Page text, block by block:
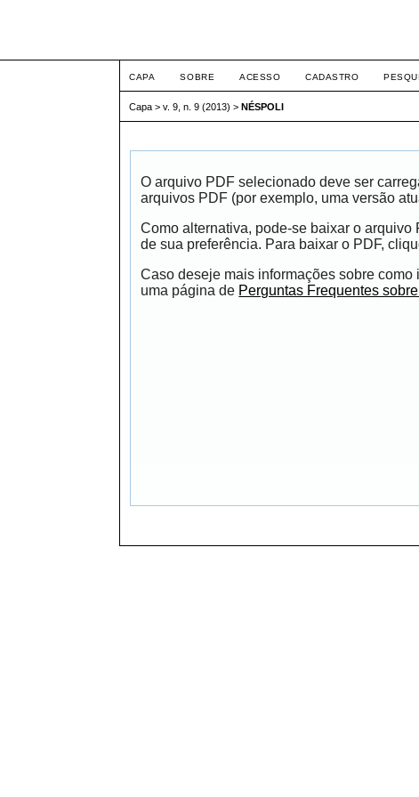
CAPA SOBRE ACESSO CADASTRO
Capa >v. 9, n. 9 (2013) >NÉSPOLI
O arquivo PDF selecionado deve ser
arquivos PDF (por exemplo, uma versão
Como alternativa, pode-se baixar o
de sua preferência. Para baixar o PDF,
Caso deseje mais informações sobre
uma página de Perguntas Frequentes